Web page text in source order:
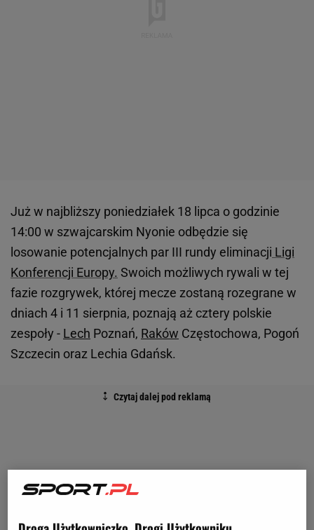
Już w najbliższy poniedziałek 18 lipca o godzinie
14:00 w szwajcarskim Nyonie odbędzie się
losowanie potencjalnych par III rundy eliminacji Ligi
Konferencji Europy. Swoich możliwych rywali w tej
fazie rozgrywek, której mecze zostaną rozegrane w
dniach 4 i 11 sierpnia, poznają aż cztery polskie
zespoły - Lech Poznań, Raków Częstochowa, Pogoń
Szczecin oraz Lechia Gdańsk.